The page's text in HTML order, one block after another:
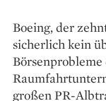
Boeing, der
sicherlich kein
großen PR-